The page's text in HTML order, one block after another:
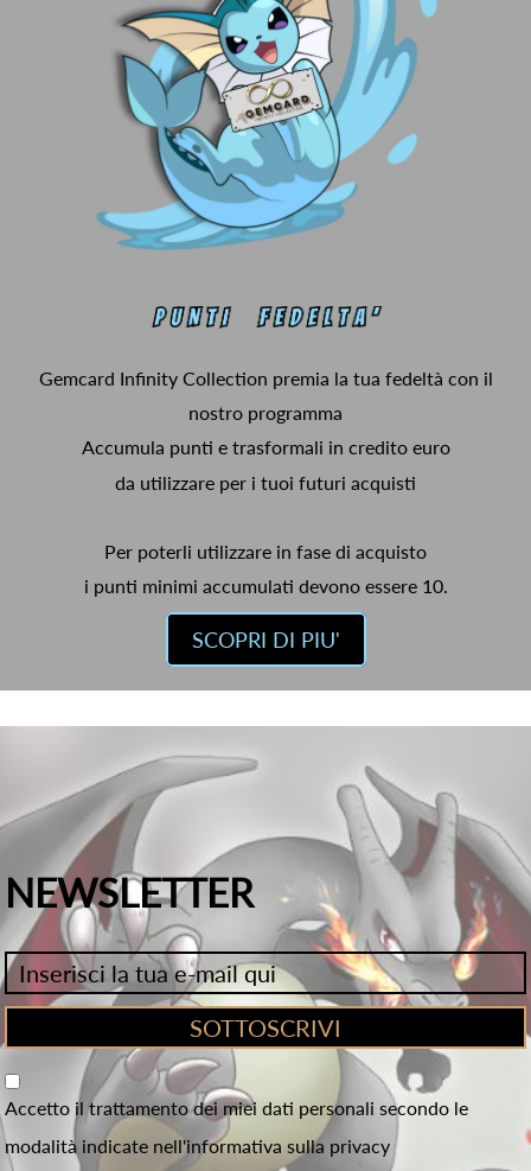
Gemcard Infinity Collection premia la tua fedeltà con il
nostro programma
Accumula punti e trasformali in credito euro
da utilizzare per i tuoi futuri acquisti
Per poterli utilizzare in fase di acquisto
i punti minimi accumulati devono essere 10.
SCOPRI DI PIU'
NEWSLETTER
Accetto il trattamento dei miei dati personali secondo le
modalità indicate nell'informativa sulla privacy